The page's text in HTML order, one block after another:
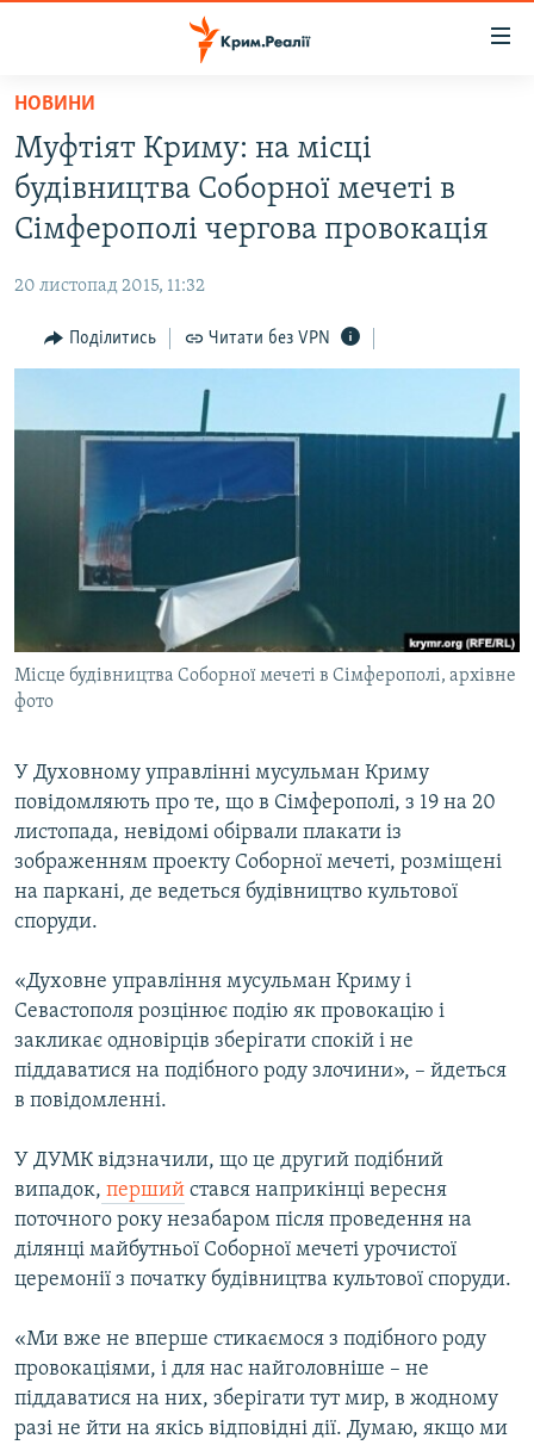
Перейти
основного
матеріалу
Перейти
до
основної
Перейти
до
НОВИНИ
ВОДА.КРИМ
ВІДЕО ТА ФОТО
БЛОГИ
ПОГЛЯД
ВСЕ ЗА ДЕНЬ
СПЕЦПРОЕКТИ
ДЕПОРТАЦІЯ
ВІДЕОУРОКИ «ELIFBE»
СВІДЧЕННЯ ОКУПАЦІЇ
УКРАЇНСЬКА ПРОБЛЕМА КРИМУ
ІНФОГРАФІКА
ЯК ОБІЙТИ БЛОКУВАННЯ
Русский
ДОЛУЧАЙСЯ!
Усі сайти RFE/RL
НОВИНИ
Муфтіят Криму: на місці
будівництва Соборної мечеті в
Сімферополі чергова провокація
20 листопад 2015, 11:32
Поділитись Читати без VPN
Місце будівництва Соборної мечеті в Сімферополі, архівне
фото
У Духовному управлінні мусульман Криму
повідомляють про те, що в Сімферополі, з 19 на 20
листопада, невідомі обірвали плакати із
зображенням проекту Соборної мечеті, розміщені
на паркані, де ведеться будівництво культової
споруди.
«Духовне управління мусульман Криму і
Севастополя розцінює подію як провокацію і
закликає одновірців зберігати спокій і не
піддаватися на подібного роду злочини», – йдеться
в повідомленні.
У ДУМК відзначили, що це другий подібний
випадок, перший стався наприкінці вересня
поточного року незабаром після проведення на
ділянці майбутньої Соборної мечеті урочистої
церемонії з початку будівництва культової споруди.
«Ми вже не вперше стикаємося з подібного роду
провокаціями, і для нас найголовніше – не
піддаватися на них, зберігати тут мир, в жодному
разі не йти на якісь відповідні дії. Думаю, якщо ми